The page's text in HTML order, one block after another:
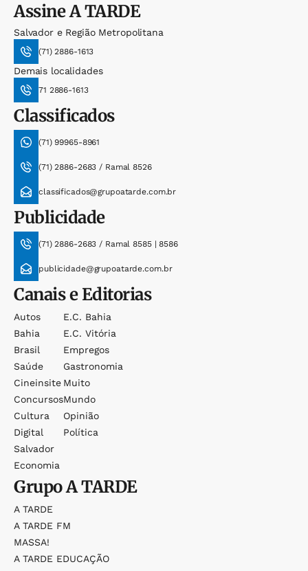
AssineA TARDE
Salvador e Região Metropolitana
(71) 2886-1613
Demais localidades
71 2886-1613
Classificados
(71) 99965-8961
(71) 2886-2683 / Ramal 8526
classificados@grupoatarde.com.br
Publicidade
(71) 2886-2683 / Ramal 8585 | 8586
publicidade@grupoatarde.com.br
Canais e Editorias
Autos
Bahia
Brasil
Saúde
Cineinsite
Concursos
Cultura
Digital
Salvador
Economia
E.c. Bahia
E.c. Vitória
Empregos
Gastronomia
Muito
Mundo
Opinião
Política
GrupoA TARDE
A TARDE
A TARDE FM
MASSA!
A TARDE EDUCAÇÃO